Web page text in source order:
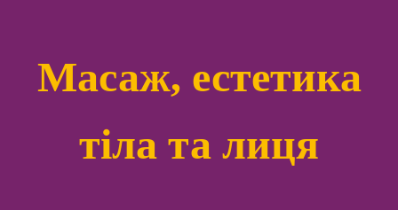
Масаж, естетика
тіла та лиця